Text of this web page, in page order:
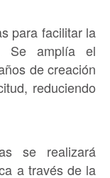
para facilitar la
Se amplía el
de creación
reduciendo
se realizará
a través de la